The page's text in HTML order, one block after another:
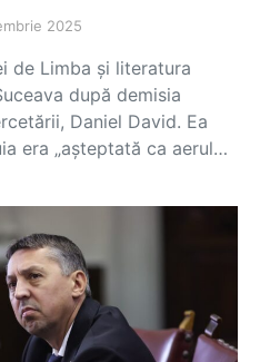
2025
de Limba și literatura
după demisia
Daniel David. Ea
era „așteptată ca aerul…